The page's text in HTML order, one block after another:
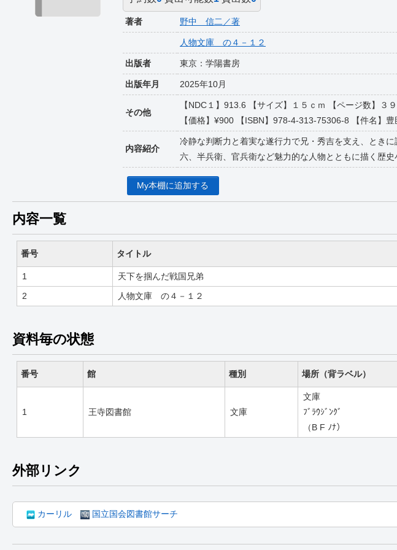
著者 野中 信二／著
人物文庫 の４－１２
出版者 東京：学陽書房
出版年月 2025年10月
その他
【NDC１】913.6 【サイズ】１５ｃｍ 【ページ数】３９
【価格】¥900 【ISBN】978-4-313-75306-8 【件名】豊
内容紹介
冷静な判断力と着実な遂行力で兄・秀吉を支え、とき
六、半兵衛、官兵衛など魅力的な人物とともに描く歴史
My本棚に追加する
内容一覧
番号 タイトル
1
天下を掴んだ戦国兄弟
2
人物文庫 の４－１２
資料毎の状態
番号 館 種別 場所（背ラベル）
1 王寺図書館 文庫
文庫
ﾌﾞﾗｳｼﾞﾝｸﾞ
（B F ﾉﾅ）
外部リンク
カーリル 国立国会図書館サーチ